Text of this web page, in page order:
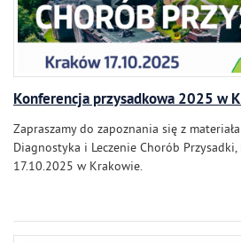
Konferencja przysadkowa 2025 w
Zapraszamy do zapoznania się z
Diagnostyka i Leczenie Chorób
17.10.2025 w Krakowie.